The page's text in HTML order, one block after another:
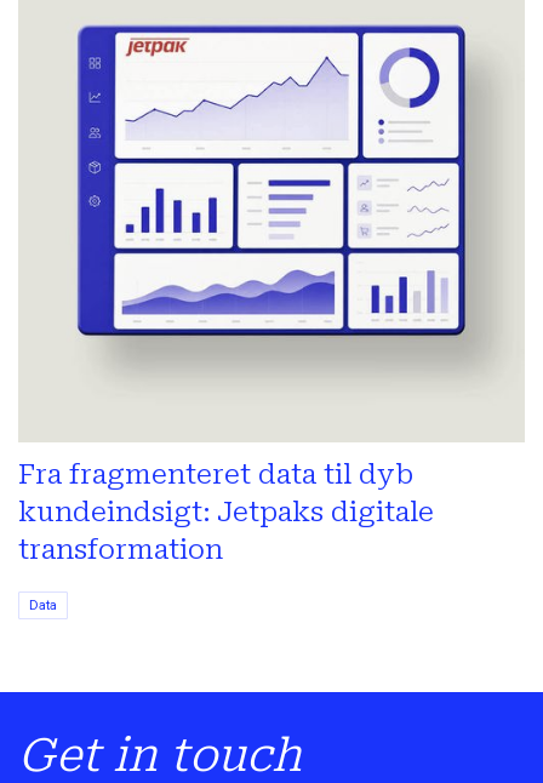
Fra fragmenteret data til dyb
kundeindsigt: Jetpaks digitale
transformation
Data
Get in touch